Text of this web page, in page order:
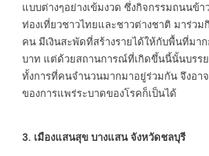
แบบต่างๆอย่างเข้มงวด ซึ่งกิจกรรมถนนข้
ท่องเที่ยวชาวไทยและชาวต่างชาติ มาร่ว
คน มีเงินสะพัดที่สร้างรายได้ให้กับพื้นที่มา
บาท แต่ด้วยสถานการณ์ที่เกิดขึ้นนี้นั้นบรรย
ทั้งการที่คนจำนวนมากมาอยู่ร่วมกัน จึงอา
ของการแพร่ระบาดของโรคก็เป็นได้
3. เมืองแสนสุข บางแสน จังหวัดชลบุรี